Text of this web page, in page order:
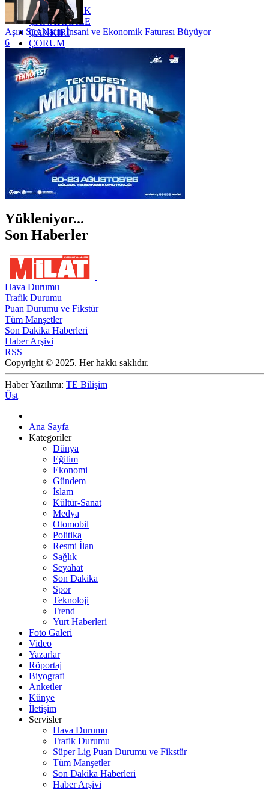
ZONGULDAK
ÇANAKKALE
ÇANKIRI
ÇORUM
İSTANBUL
İZMİR
ŞANLIURFA
ŞIRNAK
Aşırı Sıcakların İnsani ve Ekonomik Faturası Büyüyor
6
Yükleniyor...
Son Haberler
Hava Durumu
Trafik Durumu
Puan Durumu ve Fikstür
Tüm Manşetler
Son Dakika Haberleri
Haber Arşivi
RSS
Copyright © 2025. Her hakkı saklıdır.
Haber Yazılımı: TE Bilişim
Üst
Ana Sayfa
Kategoriler
Dünya
Eğitim
Ekonomi
Gündem
İslam
Kültür-Sanat
Medya
Otomobil
Politika
Resmi İlan
Sağlık
Seyahat
Son Dakika
Spor
Teknoloji
Trend
Yurt Haberleri
Foto Galeri
Video
Yazarlar
Röportaj
Biyografi
Anketler
Künye
İletişim
Servisler
Hava Durumu
Trafik Durumu
Süper Lig Puan Durumu ve Fikstür
Tüm Manşetler
Son Dakika Haberleri
Haber Arşivi